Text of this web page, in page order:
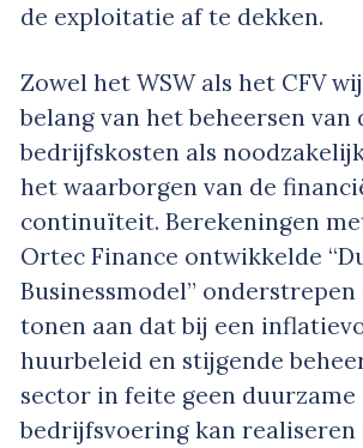
de exploitatie af te dekken.
Zowel het WSW als het CFV
belang van het beheersen van
bedrijfskosten als
het waarborgen van de
continuïteit. Berekeningen
Ortec Finance ontwikkelde
Businessmodel”
tonen aan dat bij een
huurbeleid en stijgende
sector in feite geen duurzame
bedrijfsvoering kan realiseren